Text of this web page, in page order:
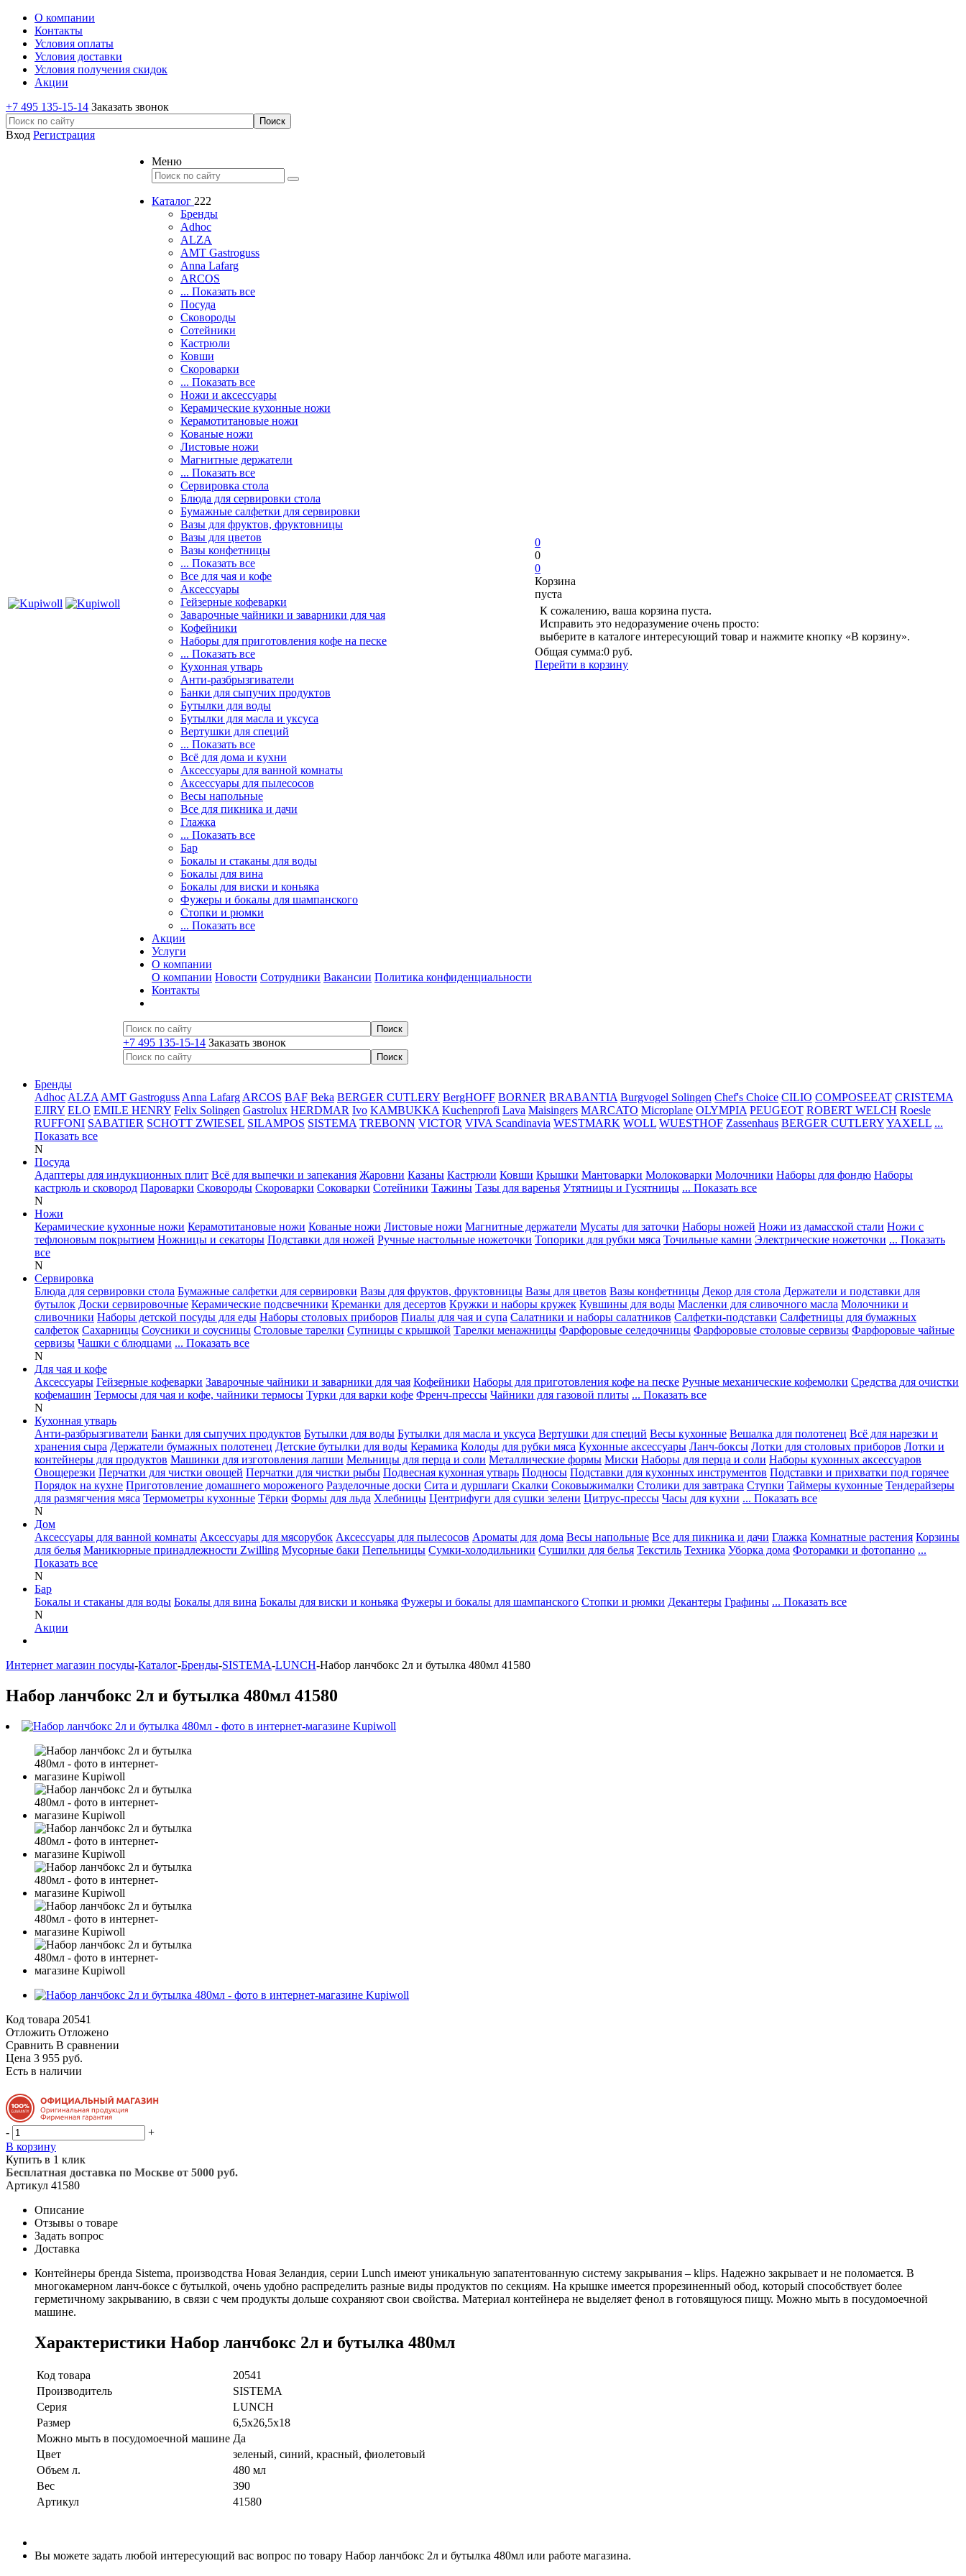
О компании
Контакты
Условия оплаты
Условия доставки
Условия получения скидок
Акции
+7 495 135-15-14 Заказать звонок
Вход Регистрация
Меню
Каталог 222
Бренды
Adhoc
ALZA
AMT Gastroguss
Anna Lafarg
ARCOS
... Показать все
Посуда
Сковороды
Сотейники
Кастрюли
Ковши
Скороварки
... Показать все
Ножи и аксессуары
Керамические кухонные ножи
Керамотитановые ножи
Кованые ножи
Листовые ножи
Магнитные держатели
... Показать все
Сервировка стола
Блюда для сервировки стола
Бумажные салфетки для сервировки
Вазы для фруктов, фруктовницы
Вазы для цветов
Вазы конфетницы
... Показать все
Все для чая и кофе
Аксессуары
Гейзерные кофеварки
Заварочные чайники и заварники для чая
Кофейники
Наборы для приготовления кофе на песке
... Показать все
Кухонная утварь
Анти-разбрызгиватели
Банки для сыпучих продуктов
Бутылки для воды
Бутылки для масла и уксуса
Вертушки для специй
... Показать все
Всё для дома и кухни
Аксессуары для ванной комнаты
Аксессуары для пылесосов
Весы напольные
Все для пикника и дачи
Глажка
... Показать все
Бар
Бокалы и стаканы для воды
Бокалы для вина
Бокалы для виски и коньяка
Фужеры и бокалы для шампанского
Стопки и рюмки
... Показать все
Акции
Услуги
О компании
О компании Новости Сотрудники Вакансии Политика конфиденциальности
Контакты
+7 495 135-15-14 Заказать звонок
0
0
0
Корзина
пуста
К сожалению, ваша корзина пуста.
Исправить это недоразумение очень просто:
выберите в каталоге интересующий товар и нажмите кнопку «В корзину».
Общая сумма:0 руб.
Перейти в корзину
Бренды
Adhoc ALZA AMT Gastroguss Anna Lafarg ARCOS BAF Beka BERGER CUTLERY BergHOFF BORNER BRABANTIA Burgvogel Solingen Chef's Choice CILIO COMPOSEEAT CRISTEMA
EJIRY ELO EMILE HENRY Felix Solingen Gastrolux HERDMAR Ivo KAMBUKKA Kuchenprofi Lava Maisingers MARCATO Microplane OLYMPIA PEUGEOT ROBERT WELCH Roesle
RUFFONI SABATIER SCHOTT ZWIESEL SILAMPOS SISTEMA TREBONN VICTOR VIVA Scandinavia WESTMARK WOLL WUESTHOF Zassenhaus BERGER CUTLERYYAXELL ...
Показать все
N
Посуда
Адаптеры для индукционных плит Всё для выпечки и запекания Жаровни Казаны Кастрюли Ковши Крышки Мантоварки Молоковарки Молочники Наборы для фондю Наборы
кастрюль и сковород Пароварки Сковороды Скороварки Соковарки Сотейники Тажины Тазы для варенья Утятницы и Гусятницы ... Показать все
N
Ножи
Керамические кухонные ножи Керамотитановые ножи Кованые ножи Листовые ножи Магнитные держатели Мусаты для заточки Наборы ножей Ножи из дамасской стали Ножи с
тефлоновым покрытием Ножницы и секаторы Подставки для ножей Ручные настольные ножеточки Топорики для рубки мяса Точильные камни Электрические ножеточки ... Показать
все
N
Сервировка
Блюда для сервировки стола Бумажные салфетки для сервировки Вазы для фруктов, фруктовницы Вазы для цветов Вазы конфетницы Декор для стола Держатели и подставки для
бутылок Доски сервировочные Керамические подсвечники Креманки для десертов Кружки и наборы кружек Кувшины для воды Масленки для сливочного масла Молочники и
сливочники Наборы детской посуды для еды Наборы столовых приборов Пиалы для чая и супа Салатники и наборы салатников Салфетки-подставки Салфетницы для бумажных
салфеток Сахарницы Соусники и соусницы Столовые тарелки Супницы с крышкой Тарелки менажницы Фарфоровые селедочницы Фарфоровые столовые сервизы Фарфоровые чайные
сервизы Чашки с блюдцами ... Показать все
N
Для чая и кофе
Аксессуары Гейзерные кофеварки Заварочные чайники и заварники для чая Кофейники Наборы для приготовления кофе на песке Ручные механические кофемолки Средства для очистки
кофемашин Термосы для чая и кофе, чайники термосы Турки для варки кофе Френч-прессы Чайники для газовой плиты ... Показать все
N
Кухонная утварь
Анти-разбрызгиватели Банки для сыпучих продуктов Бутылки для воды Бутылки для масла и уксуса Вертушки для специй Весы кухонные Вешалка для полотенец Всё для нарезки и
хранения сыра Держатели бумажных полотенец Детские бутылки для воды Керамика Колоды для рубки мяса Кухонные аксессуары Ланч-боксы Лотки для столовых приборов Лотки и
контейнеры для продуктов Машинки для изготовления лапши Мельницы для перца и соли Металлические формы Миски Наборы для перца и соли Наборы кухонных аксессуаров
Овощерезки Перчатки для чистки овощей Перчатки для чистки рыбы Подвесная кухонная утварь Подносы Подставки для кухонных инструментов Подставки и прихватки под горячее
Порядок на кухне Приготовление домашнего мороженого Разделочные доски Сита и дуршлаги Скалки Соковыжималки Столики для завтрака Ступки Таймеры кухонные Тендерайзеры
для размягчения мяса Термометры кухонные Тёрки Формы для льда Хлебницы Центрифуги для сушки зелени Цитрус-прессы Часы для кухни ... Показать все
N
Дом
Аксессуары для ванной комнаты Аксессуары для мясорубок Аксессуары для пылесосов Ароматы для дома Весы напольные Все для пикника и дачи Глажка Комнатные растения Корзины
для белья Маникюрные принадлежности Zwilling Мусорные баки Пепельницы Сумки-холодильники Сушилки для белья Текстиль Техника Уборка дома Фоторамки и фотопанно ...
Показать все
N
Бар
Бокалы и стаканы для воды Бокалы для вина Бокалы для виски и коньяка Фужеры и бокалы для шампанского Стопки и рюмки Декантеры Графины ... Показать все
N
Акции
Интернет магазин посуды-Каталог-Бренды-SISTEMA-LUNCH-Набор ланчбокс 2л и бутылка 480мл 41580
Набор ланчбокс 2л и бутылка 480мл 41580
Код товара 20541
Отложить Отложено
Сравнить В сравнении
Цена 3 955 руб.
Есть в наличии
-
+
В корзину
Купить в 1 клик
Бесплатная доставка по Москве от 5000 руб.
Артикул 41580
Описание
Отзывы о товаре
Задать вопрос
Доставка
Контейнеры бренда Sistema, производства Новая Зеландия, серии Lunch имеют уникальную запатентованную систему закрывания – klips. Надежно закрывает и не поломается. В
многокамерном ланч-боксе с бутылкой, очень удобно распределить разные виды продуктов по секциям. На крышке имеется прорезиненный обод, который способствует более
герметичному закрыванию, в связи с чем продукты дольше сохраняют свои свойства. Материал контейнера не выделяет фенол в готовящуюся пищу. Можно мыть в посудомоечной
машине.
Характеристики Набор ланчбокс 2л и бутылка 480мл
Код товара
20541
Производитель
SISTEMA
Серия
LUNCH
Размер
6,5х26,5х18
Можно мыть в посудомоечной машине Да
Цвет
зеленый, синий, красный, фиолетовый
Объем л.
480 мл
Вес
390
Артикул
41580
Вы можете задать любой интересующий вас вопрос по товару Набор ланчбокс 2л и бутылка 480мл или работе магазина.